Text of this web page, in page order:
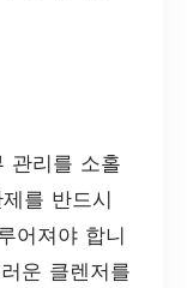
관리를 소홀
를 반드시
어져야 합니
운 클렌저를